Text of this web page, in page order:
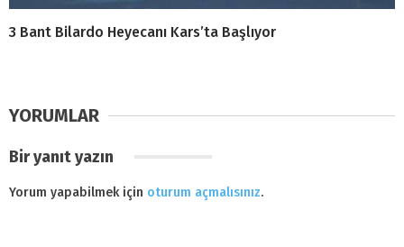
3 Bant Bilardo Heyecanı Kars’ta Başlıyor
YORUMLAR
Bir yanıt yazın
Yorum yapabilmek için oturum açmalısınız.